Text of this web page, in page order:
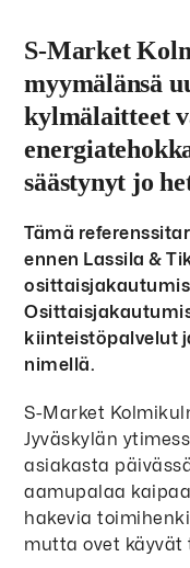
S-Market
myymälänsä
kylmälaitteet
säästynyt jo
Tämä
ennen Lassila &
kiinteistöpalvelut
nimellä.
S-Market
Jyväskylän
asiakasta
aamupalaa
hakevia
mutta ovet käyvät